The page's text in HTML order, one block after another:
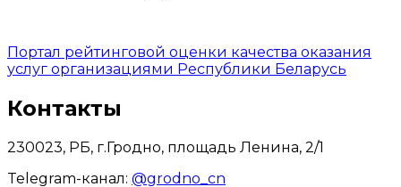
Портал рейтинговой оценки качества оказания
услуг организациями Республики Беларусь
Контакты
230023, РБ, г.Гродно, площадь Ленина, 2/1
Telegram-канал: @grodno_cn